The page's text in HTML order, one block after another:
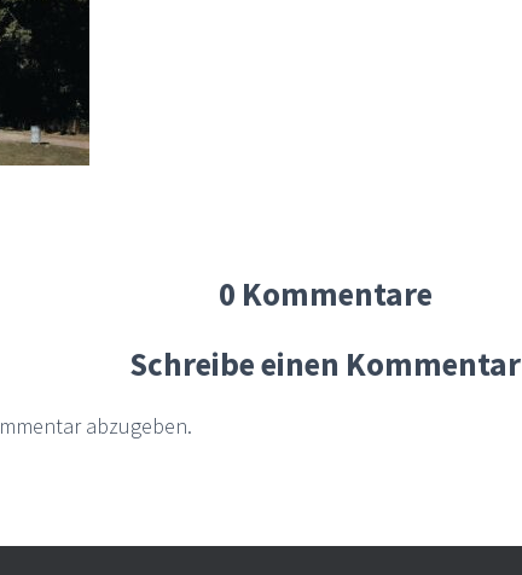
0 Kommentare
Schreibe einen Kommentar
abzugeben.